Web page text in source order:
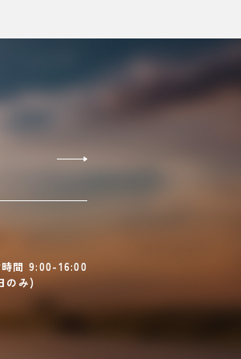
時間 9:00-16:00
のみ)